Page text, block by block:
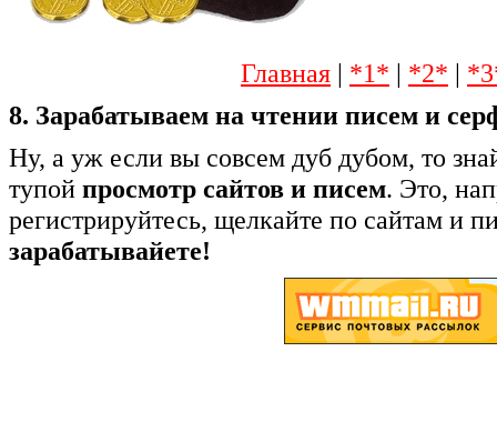
Главная | *1* | *2* |
8. Зарабатываем на чтении писем и
Ну, а уж если вы совсем дуб дубом, то
тупой просмотр сайтов и писем. Это,
регистрируйтесь, щелкайте по сайтам и
зарабатывайете!